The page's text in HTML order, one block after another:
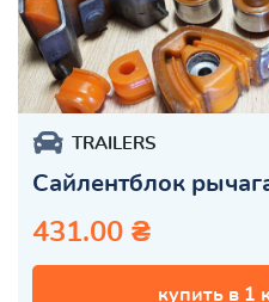
TRAILERS
Сайлентблок
431.00 ₴
купить в 1